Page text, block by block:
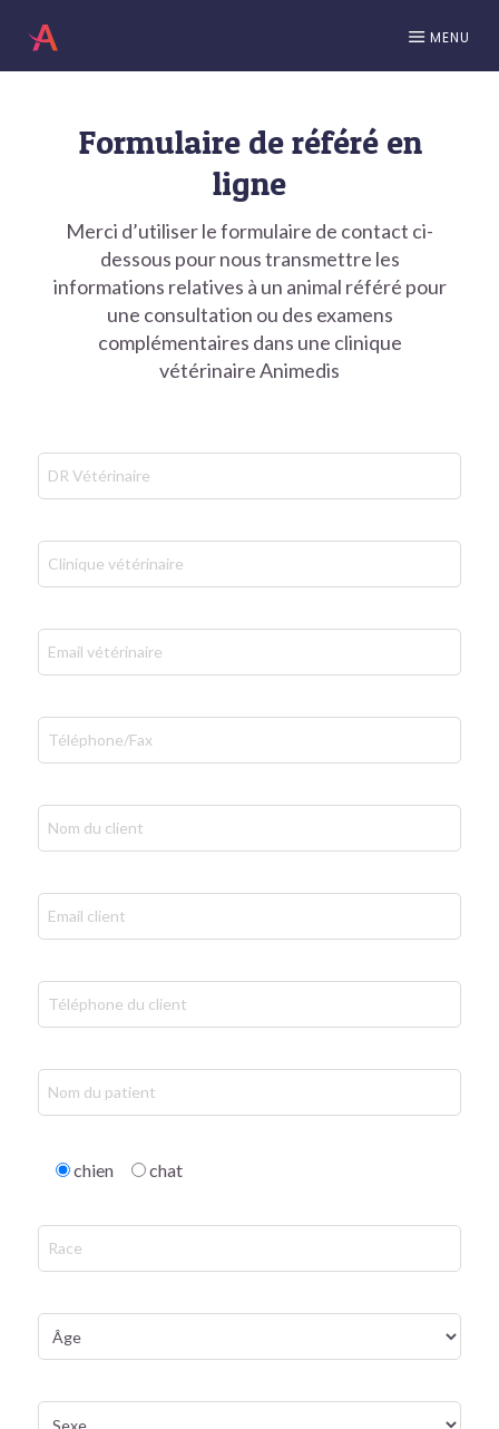
MENU
Formulaire de référé en
ligne
Merci d’utiliser le formulaire de contact ci-
dessous pour nous transmettre les
informations relatives à un animal référé pour
une consultation ou des examens
complémentaires dans une clinique
vétérinaire Animedis
chien chat